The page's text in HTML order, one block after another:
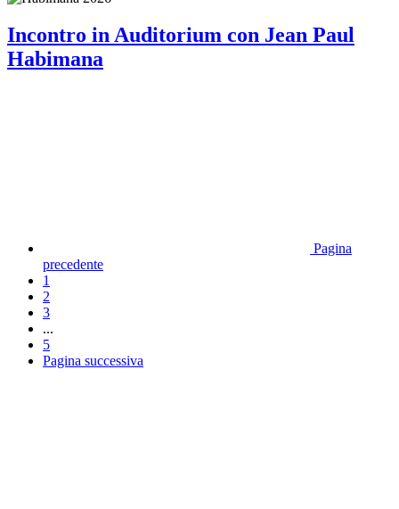
Incontro in Auditorium con Jean Paul
Habimana
Pagina
precedente
1
2
3
...
5
Pagina successiva